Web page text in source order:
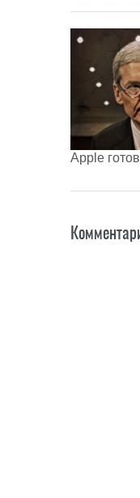
Apple